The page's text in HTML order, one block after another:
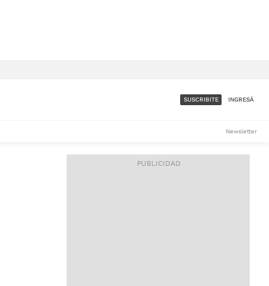
ACCESO FULL - $1.800/MES
SUSCRIBITE INGRESÁ
Newsletter